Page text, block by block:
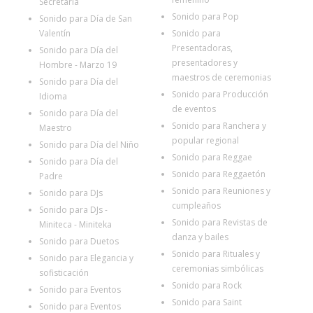
Sonido para Día de San
Valentín
Sonido para Día del
Hombre - Marzo 19
Sonido para Día del
Idioma
Sonido para Día del
Maestro
Sonido para Día del Niño
Sonido para Día del
Padre
Sonido para DJs
Sonido para DJs -
Miniteca - Miniteka
Sonido para Duetos
Sonido para Elegancia y
sofisticación
Sonido para Eventos
Sonido para Eventos
Sonido para Pop
Sonido para
Presentadoras,
presentadores y
maestros de ceremonias
Sonido para Producción
de eventos
Sonido para Ranchera y
popular regional
Sonido para Reggae
Sonido para Reggaetón
Sonido para Reuniones y
cumpleaños
Sonido para Revistas de
danza y bailes
Sonido para Rituales y
ceremonias simbólicas
Sonido para Rock
Sonido para Saint